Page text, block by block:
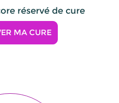
réservé de cure
MA CURE